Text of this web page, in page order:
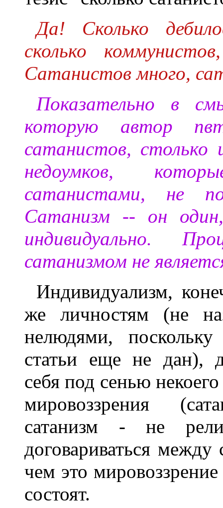
Да! Сколько
сколько
Сатанистов много,
Показательно в
которую автор
сатанистов,
недоумков,
сатанистами, не
Сатанизм -- он
индивидуально.
сатанизмом не
Индивидуализм,
же личностям (не
нелюдями,
статьи еще не дан),
себя под сенью
мировоззрения
сатанизм - не
договариваться
чем это
состоят.